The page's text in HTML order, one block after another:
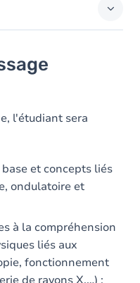
l'étudiant sera
et concepts liés
ondulatoire et
à la compréhension
liés aux
fonctionnement